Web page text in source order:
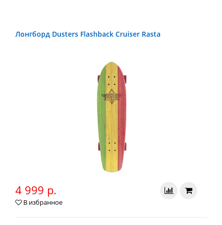
Лонгборд Dusters Flashback Cruiser Rasta
4 999 р.
В избранное